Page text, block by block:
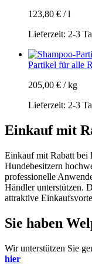
123,80 € /l
Lieferzeit: 2-3
Partikel für alle
205,00 € /kg
Lieferzeit: 2-3
Einkauf mit
Einkauf mit Rabatt
Hundebesitzern
professionelle
Händler unterstützen.
attraktive
Sie haben
Wir unterstützen Sie
hier